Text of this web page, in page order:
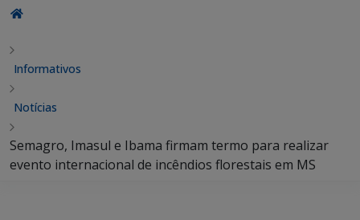
Informativos
Notícias
Semagro, Imasul e Ibama firmam termo para realizar
evento internacional de incêndios florestais em MS